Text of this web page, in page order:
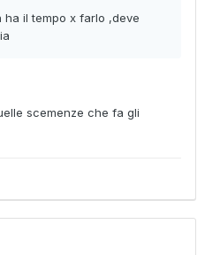
il tempo x farlo ,deve
scemenze che fa gli